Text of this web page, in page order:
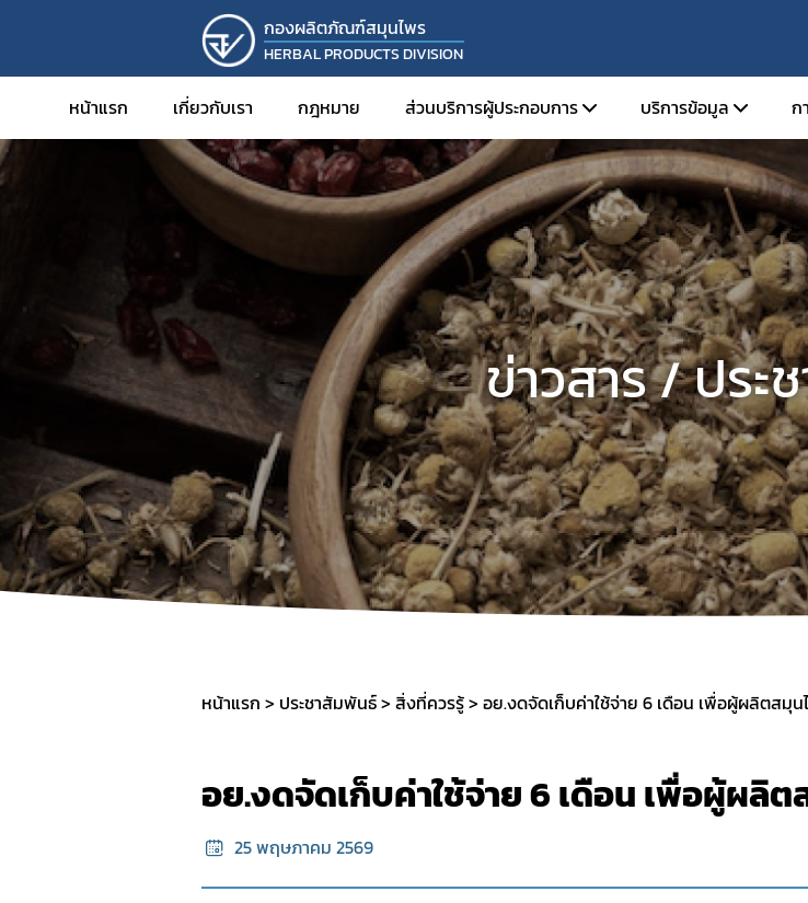
กองผลิตภัณฑ์สมุนไพร
HERBAL PRODUCTS DIVISION
หน้าแรก เกี่ยวกับเรา กฎหมาย ส่วนบริการผู้ประกอบการ
การขออนุญาตสถานที่
การขออนุญาตผลิตภัณฑ์
การขออนุญาตโฆษณา
การขอรับรองมาตรฐานสถานที่ผลิตภัณฑ์สมุนไพร
การขอพิจารณาแบบแปลนสถานที่ผลิตผลิตภัณฑ์
สมุนไพรและสถานที่ผลิตร่วม
การดำเนินการเกี่ยวกับการวิจัยทางคลินิก
การขอรับรองวัตถุดิบสมุนไพร ด้านคุณภาพ
การนำเข้าวัตถุดิบ
การรายงานการผลิต / นำเข้า
ค่าใช้จ่ายที่จะจัดเก็บจากผู้ยื่นคำขอ
การแจ้งการผลิตหรือนำเข้าผลิตภัณฑ์สมุนไพร
คู่มือประชาชน
บริการข้อมูล
การขึ้นบัญชี ผู้เชี่ย
รายนามสถานที่ผลิ
ผลิตที่ดี
หลักสูตรการอบร
ปฏิบัติการในสถาน
ผลิตภัณฑ์สมุนไพร
บัญชีรายชื่อคณะกร
คลินิกเกี่ยวกับผลิ
ผลิตภัณฑ์สมุนไพรซึ่
รับอนุญาตจากสำนั
ฐานข้อมูลผู้รับจ้า
ประเทศไทย
ฐานข้อมูลสำหรับก
ข้อมูลสถิติ
สถานการณ์วิกฤติ
ก
ข่าวสาร / ประ
หน้าแรก ประชาสัมพันธ์ สิ่งที่ควรรู้ อย.งดจัดเก็บค่าใช้จ่าย 6 เดือน เพื่อผู้ผลิตสมุน
อย.งดจัดเก็บค่าใช้จ่าย 6 เดือน เพื่อผู้ผลิต
25 พฤษภาคม 2569